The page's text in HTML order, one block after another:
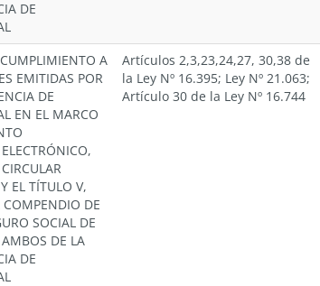
DE
A
EMITIDAS POR
DE
EN EL MARCO
EL TÍTULO V,
COMPENDIO DE
SOCIAL DE
DE LA
DE
Artículos 2,3,23,24,27, 30,38 de
la Ley Nº 16.395; Ley Nº 21.063;
Artículo 30 de la Ley Nº 16.744